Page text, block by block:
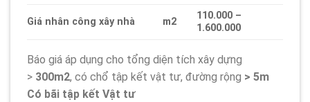
Giá nhân công xây nhà m2
110.000 –
1.600.000
Báo giá áp dụng cho tổng diện tích xây dựng
> 300m2, có chổ tập kết vật tư, đường rộng > 5m
Có bãi tập kết Vật tư